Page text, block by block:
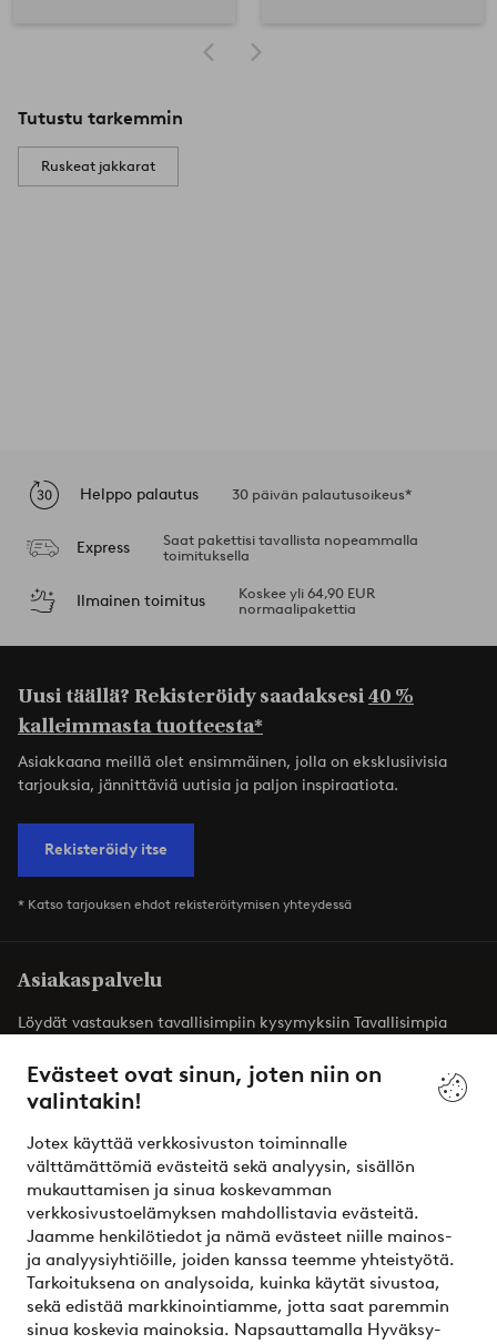
Evästeet ovat sinun, joten niin on
valintakin!
Jotex käyttää verkkosivuston toiminnalle
välttämättömiä evästeitä sekä analyysin, sisällön
mukauttamisen ja sinua koskevamman
verkkosivustoelämyksen mahdollistavia evästeitä.
Jaamme henkilötiedot ja nämä evästeet niille mainos-
ja analyysiyhtiöille, joiden kanssa teemme yhteistyötä.
Tarkoituksena on analysoida, kuinka käytät sivustoa,
sekä edistää markkinointiamme, jotta saat paremmin
sinua koskevia mainoksia. Napsauttamalla Hyväksy-
Tutustu tarkemmin
Ruskeat jakkarat
Helppo palautus 30 päivän palautusoikeus*
Express
Saat pakettisi tavallista nopeammalla
toimituksella
Ilmainen toimitus
Koskee yli 64,90 EUR
normaalipakettia
Uusi täällä? Rekisteröidy saadaksesi40 %
kalleimmasta tuotteesta*
Asiakkaana meillä olet ensimmäinen, jolla on eksklusiivisia
tarjouksia, jännittäviä uutisia ja paljon inspiraatiota.
Rekisteröidy itse
* Katso tarjouksen ehdot rekisteröitymisen yhteydessä
Asiakaspalvelu
Löydät vastauksen tavallisimpiin kysymyksiin Tavallisimpia
Asiakaspalvelu
Omat sivut
Tietoa Jotexista
Palvelumme